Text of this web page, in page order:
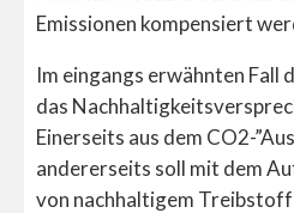
Emissionen kompensiert
Im eingangs erwähnten Fall
das
Einerseits aus dem CO2-
andererseits soll mit dem
von nachhaltigem